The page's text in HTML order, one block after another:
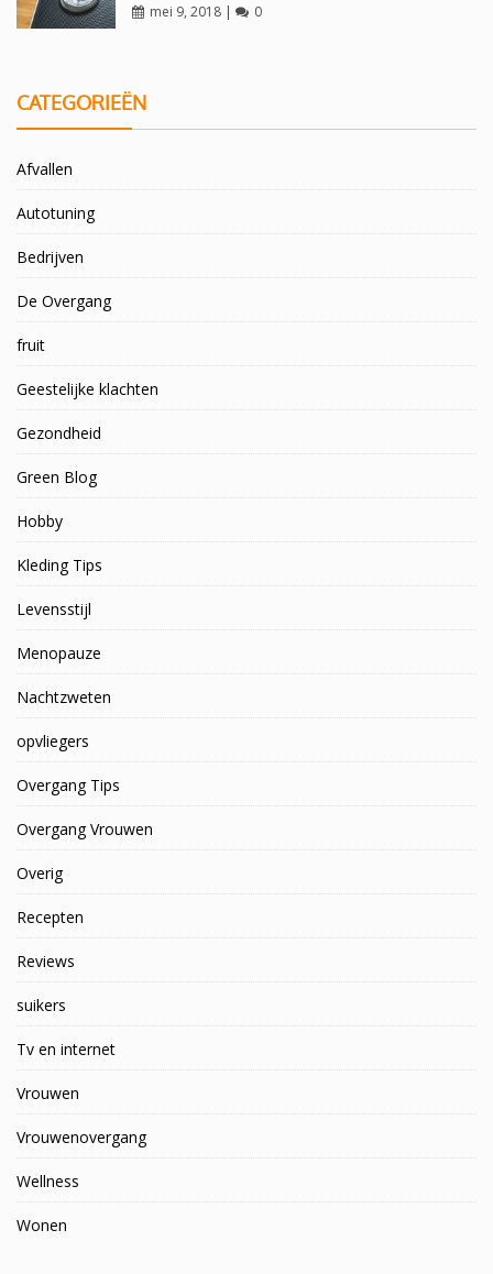
mei 9, 2018| 0
CATEGORIEËN
Afvallen
Autotuning
Bedrijven
De Overgang
fruit
Geestelijke klachten
Gezondheid
Green Blog
Hobby
Kleding Tips
Levensstijl
Menopauze
Nachtzweten
opvliegers
Overgang Tips
Overgang Vrouwen
Overig
Recepten
Reviews
suikers
Tv en internet
Vrouwen
Vrouwenovergang
Wellness
Wonen